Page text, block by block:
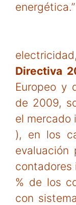
energética.”
“Por
Directiva
Europeo y
de 2009,
el mercado
), en los
contadores
% de los
con